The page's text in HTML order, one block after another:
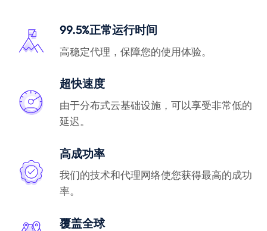
99.5%正常运行时间
高稳定代理，保障您的使用体验。
超快速度
由于分布式云基础设施，可以享受非常低的
延迟。
高成功率
我们的技术和代理网络使您获得最高的成功
率。
覆盖全球